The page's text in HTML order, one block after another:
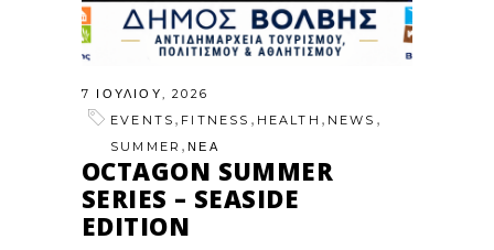
7 ΙΟΥΛΊΟΥ, 2026
EVENTS , FITNESS , HEALTH , NEWS ,
SUMMER ,ΝΕΑ
OCTAGON SUMMER
SERIES – SEASIDE
EDITION